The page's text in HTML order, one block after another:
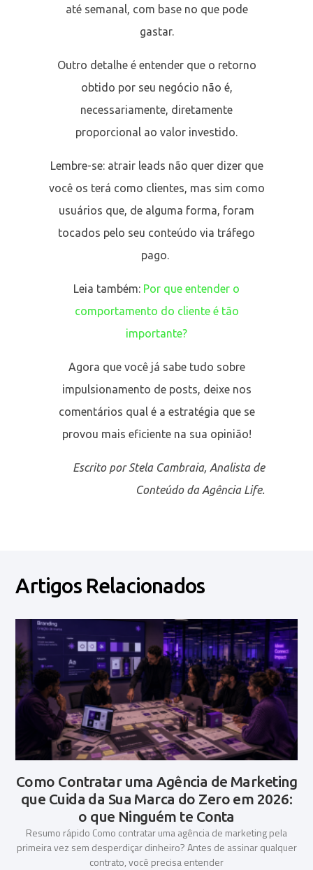
até semanal, com base no que pode
gastar.
Outro detalhe é entender que o retorno
obtido por seu negócio não é,
necessariamente, diretamente
proporcional ao valor investido.
Lembre-se: atrair leads não quer dizer que
você os terá como clientes, mas sim como
usuários que, de alguma forma, foram
tocados pelo seu conteúdo via tráfego
pago.
Leia também: Por que entender o
comportamento do cliente é tão
importante?
Agora que você já sabe tudo sobre
impulsionamento de posts, deixe nos
comentários qual é a estratégia que se
provou mais eficiente na sua opinião!
Escrito por Stela Cambraia, Analista de
Conteúdo da Agência Life.
Artigos Relacionados
Como Contratar uma Agência de Marketing
que Cuida da Sua Marca do Zero em 2026:
o que Ninguém te Conta
Resumo rápido Como contratar uma agência de marketing pela
primeira vez sem desperdiçar dinheiro? Antes de assinar qualquer
contrato, você precisa entender